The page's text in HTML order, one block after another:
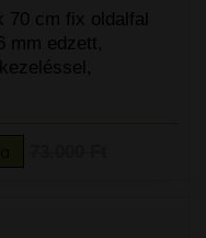
70 cm fix oldalfal
mm edzett,